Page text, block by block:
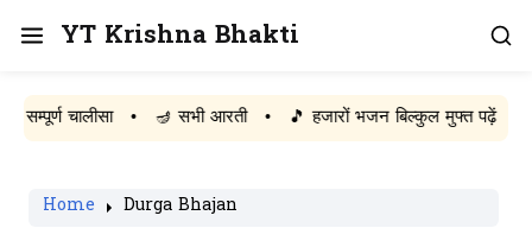
YT Krishna Bhakti
चालीसा • 🪔 सभी आरती • 🎵 हजारों भजन बिल्कुल मुफ्त पढ़ें
Home Durga Bhajan